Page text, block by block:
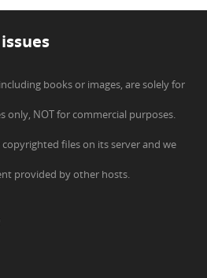
books or images, are solely for
only, NOT for commercial purposes.
files on its server and we
provided by other hosts.